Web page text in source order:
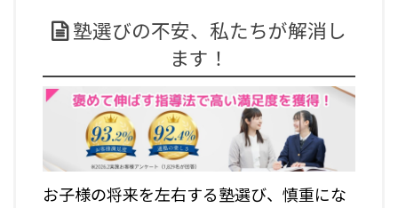
塾選びの不安、私たちが解消し
ます！
お子様の将来を左右する塾選び、慎重にな